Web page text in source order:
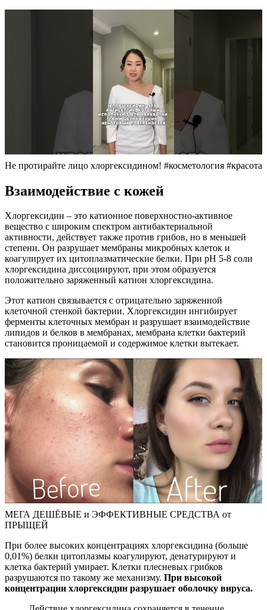
Не протирайте лицо хлоргексидином! #косметология #красота
Взаимодействие с кожей
Хлоргексидин – это катионное поверхностно-активное
вещество с широким спектром антибактериальной
активности, действует также против грибов, но в меньшей
степени. Он разрушает мембраны микробных клеток и
коагулирует их цитоплазматические белки. При рН 5-8 соли
хлоргексидина диссоциируют, при этом образуется
положительно заряженный катион хлоргексидина.
Этот катион связывается с отрицательно заряженной
клеточной стенкой бактерии. Хлоргексидин ингибирует
ферменты клеточных мембран и разрушает взаимодействие
липидов и белков в мембранах, мембрана клетки бактерий
становится проницаемой и содержимое клетки вытекает.
МЕГА ДЕШЁВЫЕ и ЭФФЕКТИВНЫЕ СРЕДСТВА от
ПРЫЩЕЙ
При более высоких концентрациях хлоргексидина (больше
0,01%) белки цитоплазмы коагулируют, денатурируют и
клетка бактерий умирает. Клетки плесневых грибков
разрушаются по такому же механизму. При высокой
концентрации хлоргексидин разрушает оболочку вируса.